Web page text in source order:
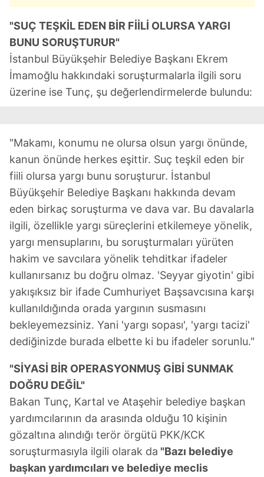
"SUÇ TEŞKİL EDEN BİR FİİLİ OLURSA YARGI
BUNU SORUŞTURUR"
İstanbul Büyükşehir Belediye Başkanı Ekrem
İmamoğlu hakkındaki soruşturmalarla ilgili soru
üzerine ise Tunç, şu değerlendirmelerde bulundu:
"Makamı, konumu ne olursa olsun yargı önünde,
kanun önünde herkes eşittir. Suç teşkil eden bir
fiili olursa yargı bunu soruşturur. İstanbul
Büyükşehir Belediye Başkanı hakkında devam
eden birkaç soruşturma ve dava var. Bu davalarla
ilgili, özellikle yargı süreçlerini etkilemeye yönelik,
yargı mensuplarını, bu soruşturmaları yürüten
hakim ve savcılara yönelik tehditkar ifadeler
kullanırsanız bu doğru olmaz. 'Seyyar giyotin' gibi
yakışıksız bir ifade Cumhuriyet Başsavcısına karşı
kullanıldığında orada yargının susmasını
bekleyemezsiniz. Yani 'yargı sopası', 'yargı tacizi'
dediğinizde burada elbette ki bu ifadeler sorunlu."
"SİYASİ BİR OPERASYONMUŞ GİBİ SUNMAK
DOĞRU DEĞİL"
Bakan Tunç, Kartal ve Ataşehir belediye başkan
yardımcılarının da arasında olduğu 10 kişinin
gözaltına alındığı terör örgütü PKK/KCK
soruşturmasıyla ilgili olarak da "Bazı belediye
başkan yardımcıları ve belediye meclis